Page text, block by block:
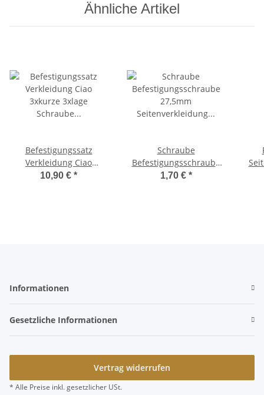
Ähnliche Artikel
Befestigungssatz
Verkleidung Ciao
3xkurze 3xlage Schraube
10,90 € *
Schraube
Befestigungsschraube
27,5mm
1,70 € *
Informationen
Gesetzliche Informationen
Vertrag widerrufen
* Alle Preise inkl. gesetzlicher USt.